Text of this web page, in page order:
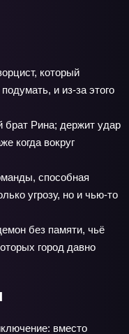
который
и из‑за этого
Рина; держит удар
когда вокруг
способная
угрозу, но и чью‑то
без памяти, чьё
город давно
вместо